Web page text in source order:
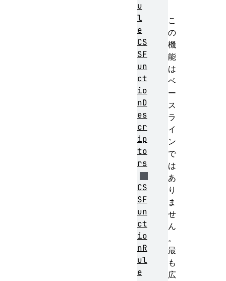
こ
の
機
能
は
ベ
ー
ス
ラ
イ
ン
で
は
あ
り
ま
せ
ん
。
最
も
広
u
l
e
CS
SF
un
ct
io
nD
es
cr
ip
to
rs
CS
SF
un
ct
io
nR
ul
e